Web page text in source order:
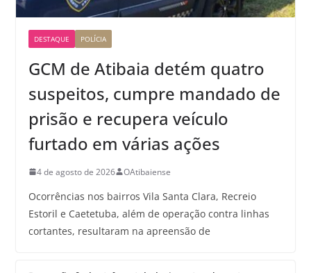
DESTAQUE POLÍCIA
GCM de Atibaia detém quatro
suspeitos, cumpre mandado de
prisão e recupera veículo
furtado em várias ações
4 de agosto de 2026 OAtibaiense
Ocorrências nos bairros Vila Santa Clara, Recreio
Estoril e Caetetuba, além de operação contra linhas
cortantes, resultaram na apreensão de